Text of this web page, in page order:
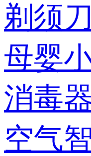
剃须刀
母婴
消毒
空气